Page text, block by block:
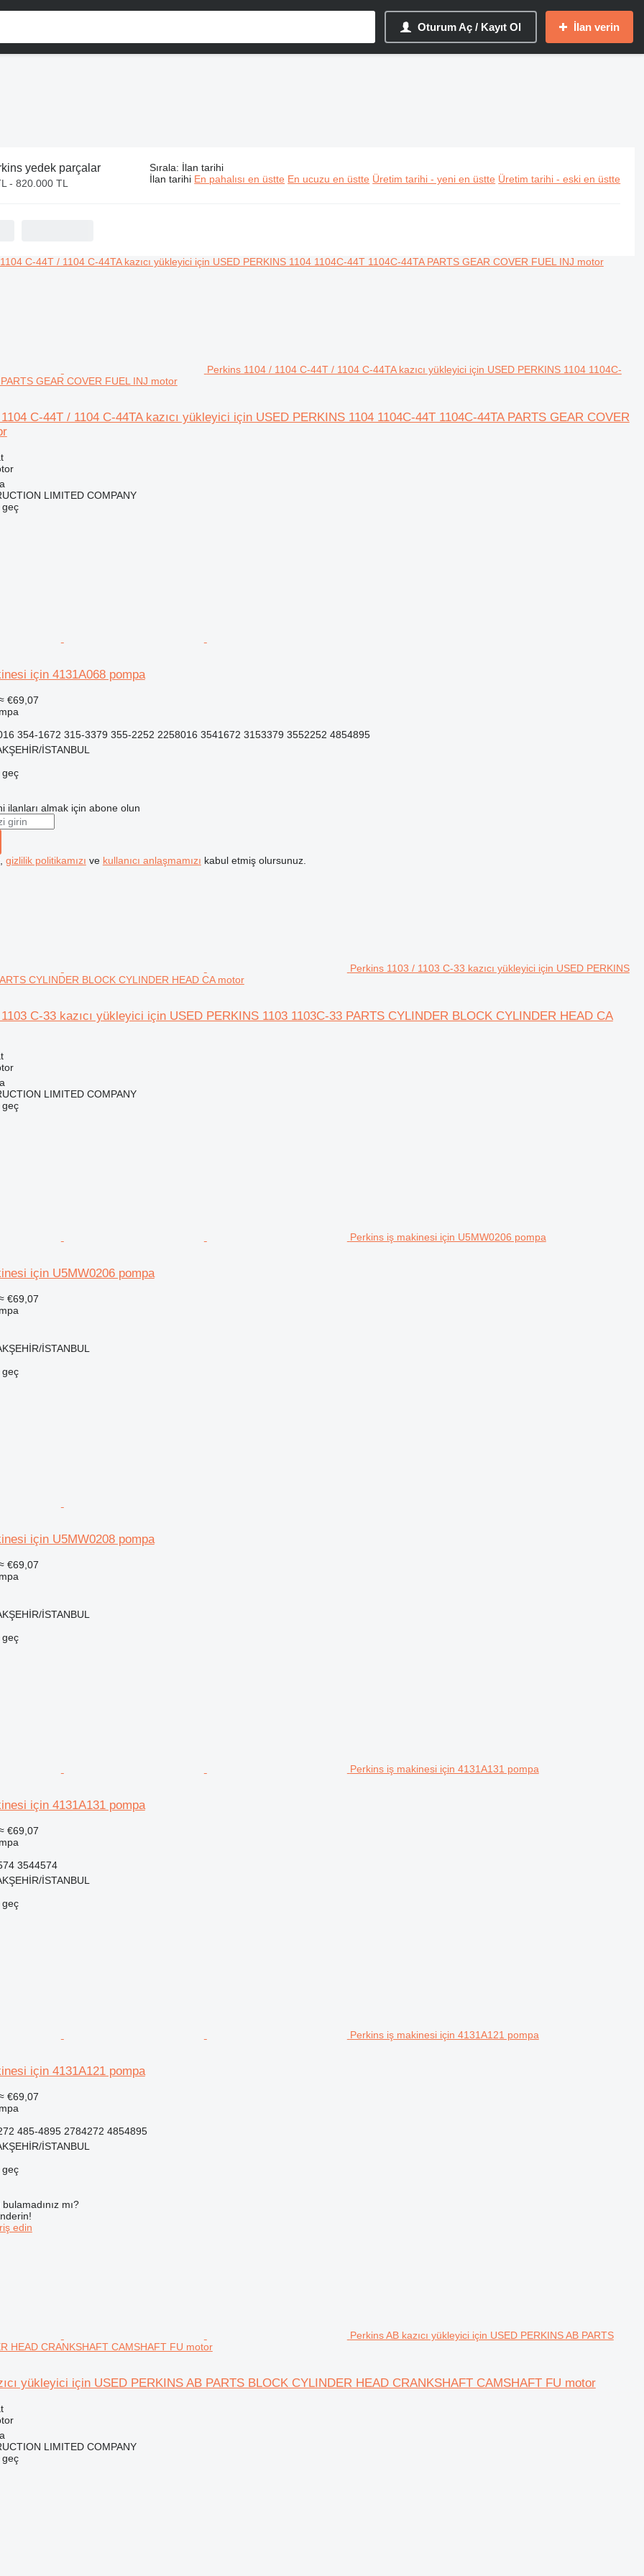
Oturum Aç / Kayıt Ol İlan verin
yedek parçalar
- 820.000 TL
Sırala: İlan tarihi
İlan tarihi En pahalısı en üstte En ucuzu en üstte Üretim tarihi - yeni en üstte Üretim tarihi - eski en üstte
Perkins 1104 / 1104 C-44T / 1104 C-44TA kazıcı yükleyici için USED PERKINS 1104 1104C-
GEAR COVER FUEL INJ motor
C-44T / 1104 C-44TA kazıcı yükleyici için USED PERKINS 1104 1104C-44T 1104C-44TA PARTS GEAR COVER
LIMITED COMPANY
geç
için 4131A068 pompa
€69,07
354-1672 315-3379 355-2252 2258016 3541672 3153379 3552252 4854895
İSTANBUL
geç
ilanları almak için abone olun
gizlilik politikamızı ve kullanıcı anlaşmamızı kabul etmiş olursunuz.
Perkins 1103 / 1103 C-33 kazıcı yükleyici için USED PERKINS
CYLINDER BLOCK CYLINDER HEAD CA motor
C-33 kazıcı yükleyici için USED PERKINS 1103 1103C-33 PARTS CYLINDER BLOCK CYLINDER HEAD CA
LIMITED COMPANY
geç
Perkins iş makinesi için U5MW0206 pompa
için U5MW0206 pompa
€69,07
İSTANBUL
geç
için U5MW0208 pompa
€69,07
İSTANBUL
geç
Perkins iş makinesi için 4131A131 pompa
için 4131A131 pompa
€69,07
3544574
İSTANBUL
geç
Perkins iş makinesi için 4131A121 pompa
için 4131A121 pompa
€69,07
485-4895 2784272 4854895
İSTANBUL
geç
mı?
edin
Perkins AB kazıcı yükleyici için USED PERKINS AB PARTS
HEAD CRANKSHAFT CAMSHAFT FU motor
yükleyici için USED PERKINS AB PARTS BLOCK CYLINDER HEAD CRANKSHAFT CAMSHAFT FU motor
LIMITED COMPANY
geç